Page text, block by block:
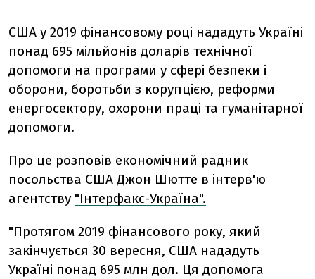
США у 2019 фінансовому році нададуть Україні
понад 695 мільйонів доларів технічної
допомоги на програми у сфері безпеки і
оборони, боротьби з корупцією, реформи
енергосектору, охорони праці та гуманітарної
допомоги.
Про це розповів економічний радник
посольства США Джон Шютте в інтерв'ю
агентству "Інтерфакс-Україна".
"Протягом 2019 фінансового року, який
закінчується 30 вересня, США нададуть
Україні понад 695 млн дол. Ця допомога